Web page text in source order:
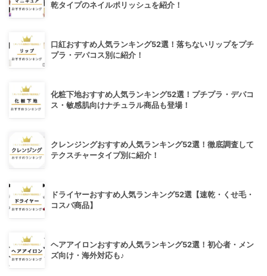
乾タイプのネイルポリッシュを紹介！
口紅おすすめ人気ランキング52選！落ちないリップをプチ
プラ・デパコス別に紹介！
化粧下地おすすめ人気ランキング52選！プチプラ・デパコ
ス・敏感肌向けナチュラル商品も登場！
クレンジングおすすめ人気ランキング52選！徹底調査して
テクスチャータイプ別に紹介！
ドライヤーおすすめ人気ランキング52選【速乾・くせ毛・
コスパ商品】
ヘアアイロンおすすめ人気ランキング52選！初心者・メン
ズ向け・海外対応も♪